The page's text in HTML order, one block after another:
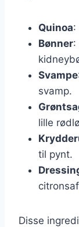
Quinoa:
Bønner:
Svampe
svamp.
lille
til pynt.
Disse